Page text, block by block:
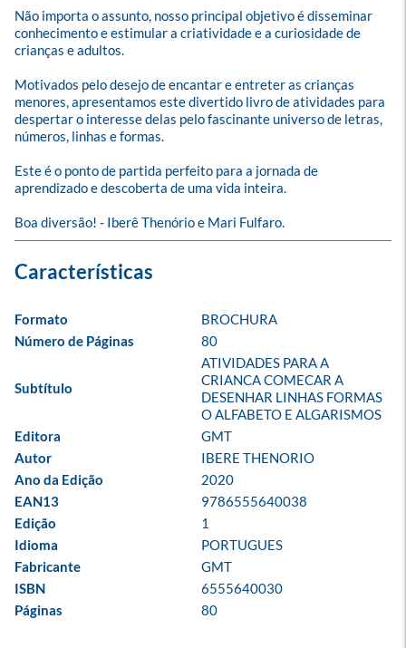
Não importa o assunto, nosso principal objetivo é disseminar
conhecimento e estimular a criatividade e a curiosidade de
crianças e adultos.
Motivados pelo desejo de encantar e entreter as crianças
menores, apresentamos este divertido livro de atividades para
despertar o interesse delas pelo fascinante universo de letras,
números, linhas e formas.
Este é o ponto de partida perfeito para a jornada de
aprendizado e descoberta de uma vida inteira.
Boa diversão! - Iberê Thenório e Mari Fulfaro.
Formato
BROCHURA
Número de Páginas
80
Subtítulo
ATIVIDADES PARA A
CRIANCA COMECAR A
DESENHAR LINHAS FORMAS
O ALFABETO E ALGARISMOS
Editora
GMT
Autor
IBERE THENORIO
Ano da Edição
2020
EAN13
9786555640038
Edição
1
Idioma
PORTUGUES
Fabricante
GMT
ISBN
6555640030
Páginas
80